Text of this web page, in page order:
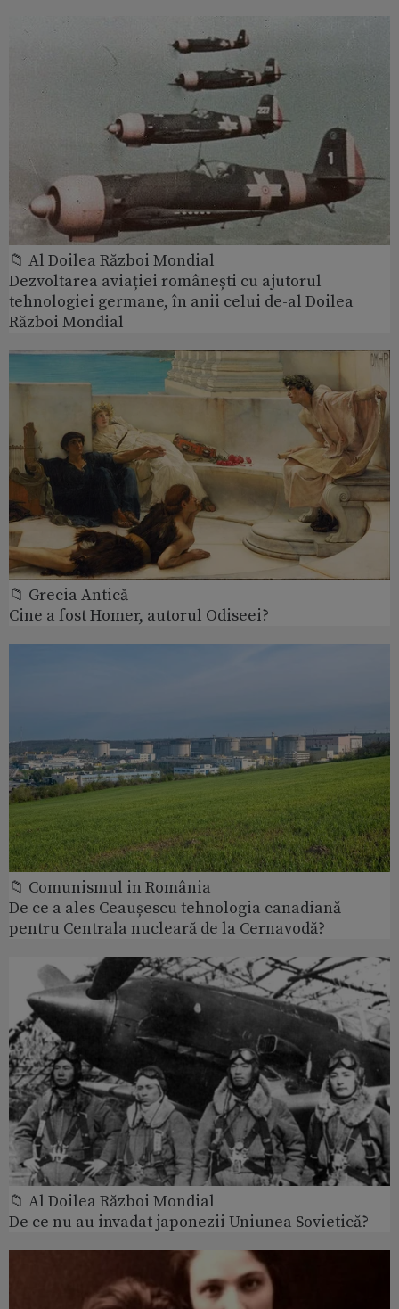
📁 Al Doilea Război Mondial
Dezvoltarea aviației românești cu ajutorul
tehnologiei germane, în anii celui de-al Doilea
Război Mondial
📁 Grecia Antică
Cine a fost Homer, autorul Odiseei?
📁 Comunismul in România
De ce a ales Ceaușescu tehnologia canadiană
pentru Centrala nucleară de la Cernavodă?
📁 Al Doilea Război Mondial
De ce nu au invadat japonezii Uniunea Sovietică?